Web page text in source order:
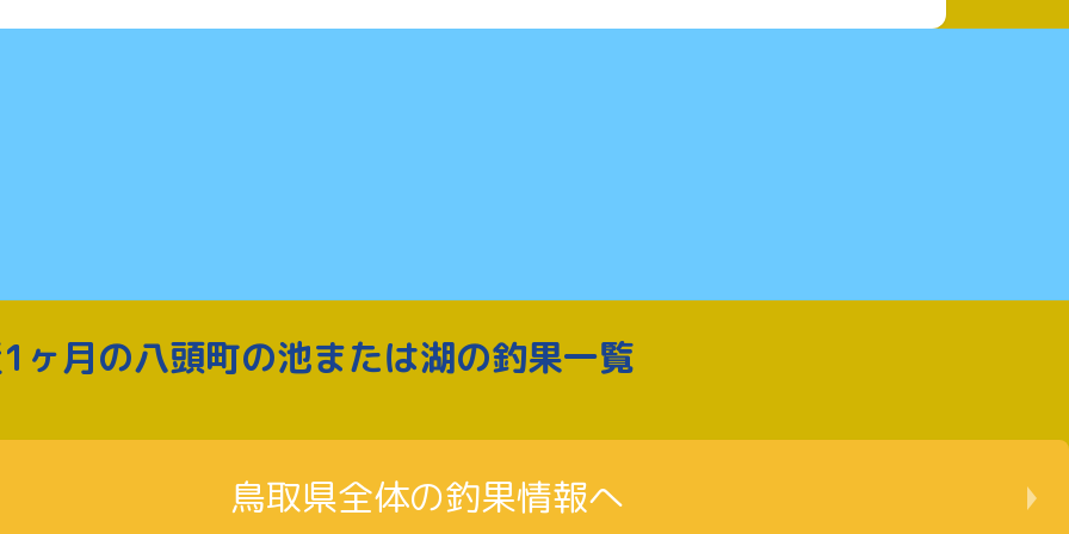
ヶ月の八頭町の池または湖の釣果一覧
鳥取県全体の釣果情報へ